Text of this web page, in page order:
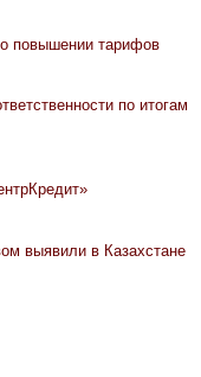
повышении тарифов
по итогам
выявили в Казахстане